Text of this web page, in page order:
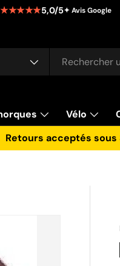
★★★★★5,0/5✦ Avis Google
Vélo
Retours acceptés sous